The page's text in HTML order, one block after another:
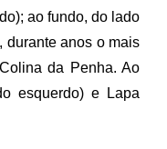
ao fundo, do lado
durante anos o mais
da Penha. Ao
esquerdo) e Lapa